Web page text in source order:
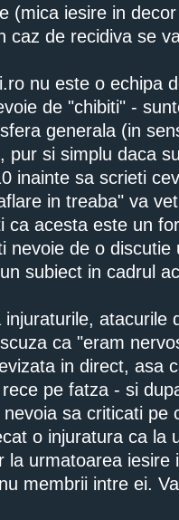
(mica iesire in
caz de recidiva se
nu este o echipa
de "chibiti" -
generala (in
pur si simplu daca
inainte sa scrieti
in treaba" va
ca acesta este un
nevoie de o
subiect in cadrul
ca "eram
in direct, asa
pe fatza - si
sa criticati
o injuratura ca la
la urmatoarea
membrii intre ei.